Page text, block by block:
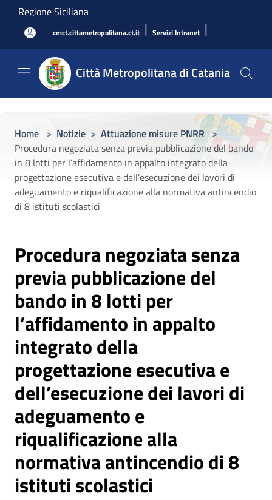
Salta al contenuto principale
Regione Siciliana
cmct.cittametropolitana.ct.it | Servizi Intranet |
Città Metropolitana di Catania
Home > Notizie > Attuazione misure PNRR >
Procedura negoziata senza previa pubblicazione del bando
in 8 lotti per l’affidamento in appalto integrato della
progettazione esecutiva e dell’esecuzione dei lavori di
adeguamento e riqualificazione alla normativa antincendio
di 8 istituti scolastici
Procedura negoziata senza
previa pubblicazione del
bando in 8 lotti per
l’affidamento in appalto
integrato della
progettazione esecutiva e
dell’esecuzione dei lavori di
adeguamento e
riqualificazione alla
normativa antincendio di 8
istituti scolastici